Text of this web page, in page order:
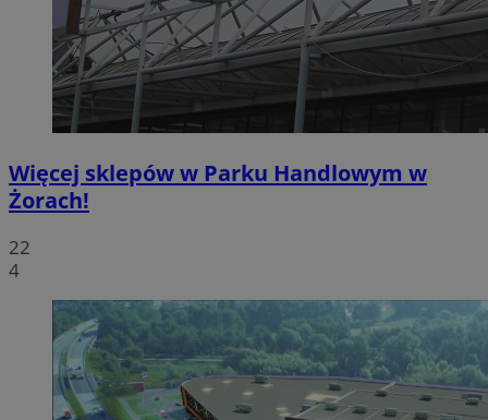
Więcej sklepów w Parku Handlowym w
Żorach!
22
4